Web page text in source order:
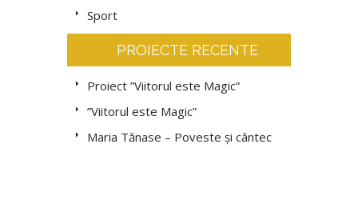
Sport
PROIECTE RECENTE
Proiect ”Viitorul este Magic”
”Viitorul este Magic”
Maria Tănase – Poveste și cântec